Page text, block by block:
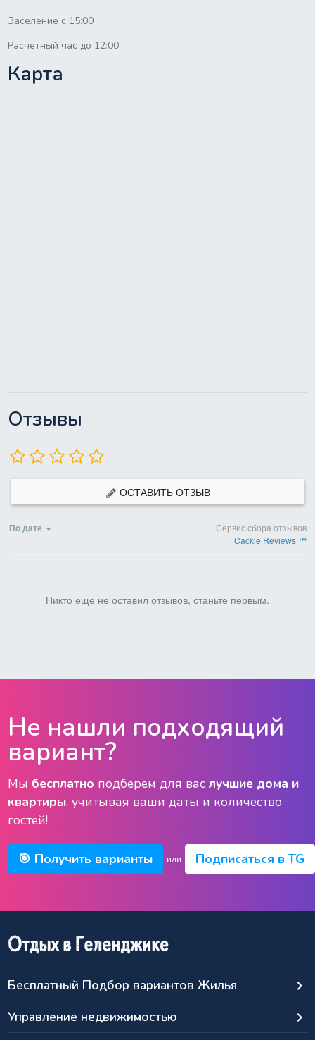
Заселение с 15:00
Расчетный час до 12:00
Карта
Отзывы
ОСТАВИТЬ ОТЗЫВ
По дате
Сервис сбора отзывов
Cackle Reviews ™
Никто ещё не оставил отзывов, станьте первым.
Не нашли подходящий
вариант?
Мы бесплатно подберём для вас лучшие дома и
квартиры, учитывая ваши даты и количество
гостей!
🎯 Получить варианты или Подписаться в TG
Бесплатный Подбор вариантов Жилья
keyboard_arrow_right
Управление недвижимостью
keyboard_arrow_right